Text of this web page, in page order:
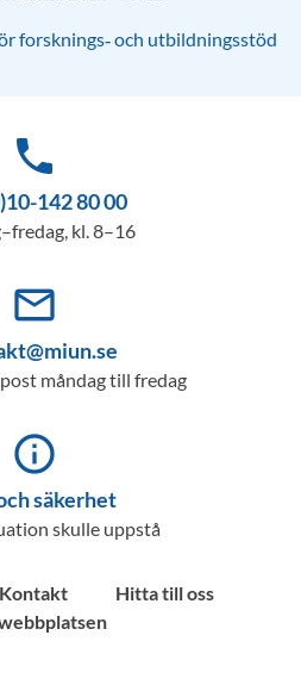
forsknings‑ och utbildningsstöd
phone
142 80 00
kl. 8–16
mail_outline
måndag till fredag
info_outline
säkerhet
skulle uppstå
Kontakt
Hitta till oss